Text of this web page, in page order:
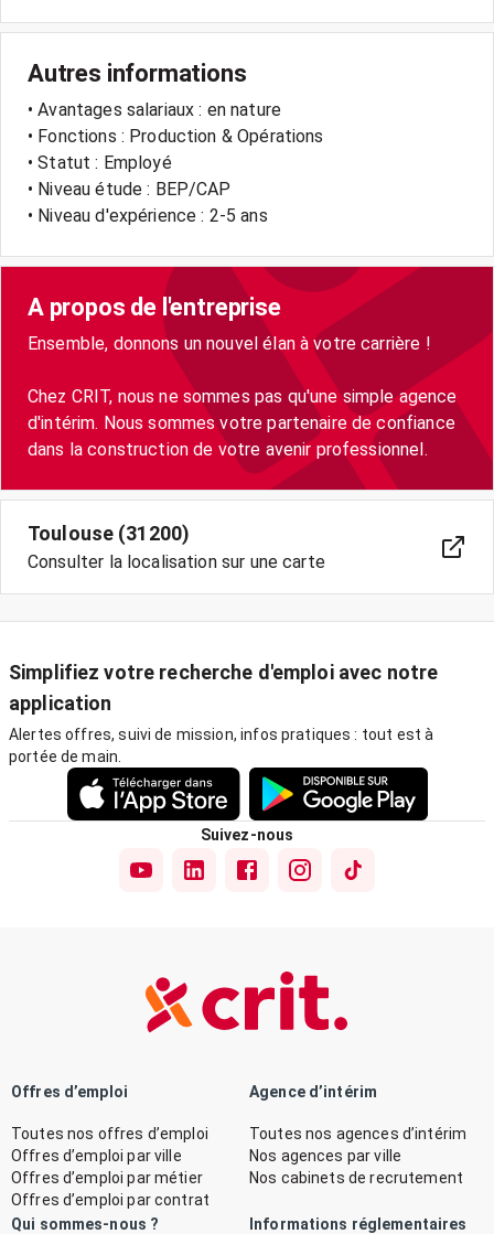
Autres informations
• Avantages salariaux : en nature
• Fonctions : Production & Opérations
• Statut : Employé
• Niveau étude : BEP/CAP
• Niveau d'expérience : 2-5 ans
A propos de l'entreprise
Ensemble, donnons un nouvel élan à votre carrière !
Chez CRIT, nous ne sommes pas qu'une simple agence
d'intérim. Nous sommes votre partenaire de confiance
Toulouse (31200)
Consulter la localisation sur une carte
Simplifiez votre recherche d'emploi avec notre
application
Alertes offres, suivi de mission, infos pratiques : tout est à
portée de main.
Suivez-nous
Offres d’emploi
Toutes nos offres d’emploi
Offres d’emploi par ville
Offres d’emploi par métier
Offres d’emploi par contrat
Agence d’intérim
Toutes nos agences d’intérim
Nos agences par ville
Nos cabinets de recrutement
Qui sommes-nous ? Informations réglementaires